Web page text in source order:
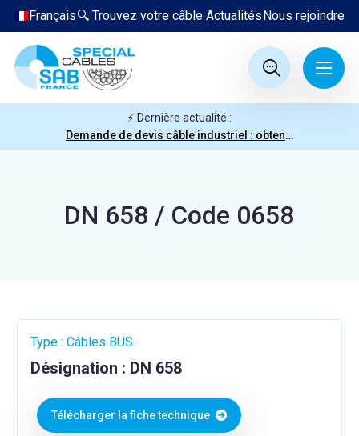
Nous rejoindre
Actualités
🔍 Trouvez votre câble
Français
⚡ Dernière actualité :
Demande de devis câble industriel : obtenez votre prix en quelques clics
DN 658 / Code 0658
Type : Câbles BUS
Désignation : DN 658
Télécharger la fiche technique